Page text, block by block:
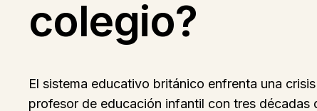
colegio?
El sistema educativo británico enfrenta una
profesor de educación infantil con tres